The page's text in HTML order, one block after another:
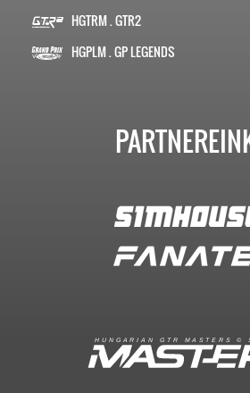
HGTRM . GTR2
HGPLM . GP LEGENDS
H U N G A R I A N G T R M A S T E R S ©